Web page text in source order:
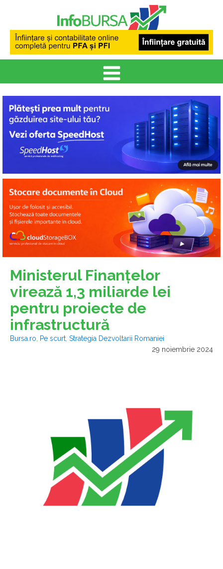
Ministerul Finanţelor
virează 1,3 miliarde lei
pentru proiecte de
infrastructură
Bursa.ro Pe scurt Strategia Dezvoltarii Romaniei
29 noiembrie 2024